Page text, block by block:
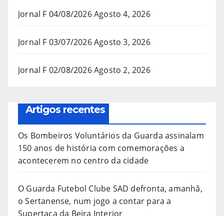
Jornal F 04/08/2026Agosto 4, 2026
Jornal F 03/07/2026Agosto 3, 2026
Jornal F 02/08/2026Agosto 2, 2026
Artigos recentes
Os Bombeiros Voluntários da Guarda assinalam
150 anos de história com comemorações a
acontecerem no centro da cidade
O Guarda Futebol Clube SAD defronta, amanhã,
o Sertanense, num jogo a contar para a
Supertaça da Beira Interior